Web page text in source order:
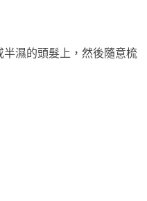
濕的頭髮上，然後隨意梳